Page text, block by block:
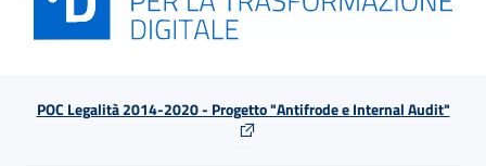
POC Legalità 2014-2020 - Progetto "Antifrode e Internal Audit"